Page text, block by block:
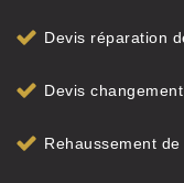
Devis réparation
Devis
Rehaussement